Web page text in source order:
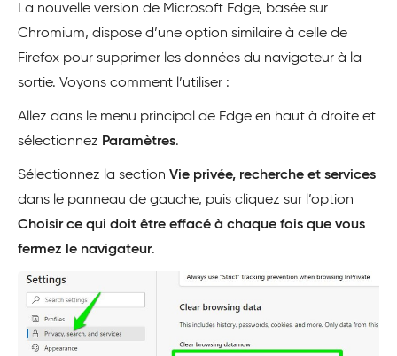
La nouvelle version de Microsoft Edge, basée sur
Chromium, dispose d’une option similaire à celle de
Firefox pour supprimer les données du navigateur à la
sortie. Voyons comment l’utiliser :
Allez dans le menu principal de Edge en haut à droite et
sélectionnez Paramètres.
Sélectionnez la section Vie privée, recherche et services
dans le panneau de gauche, puis cliquez sur l’option
Choisir ce qui doit être effacé à chaque fois que vous
fermez le navigateur.